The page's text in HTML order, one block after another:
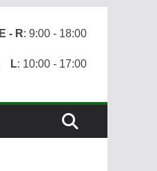
E - R: 9:00 - 18:00
L: 10:00 - 17:00